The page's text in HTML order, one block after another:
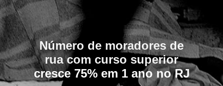
Número de moradores de
rua com curso superior
cresce 75% em 1 ano no RJ